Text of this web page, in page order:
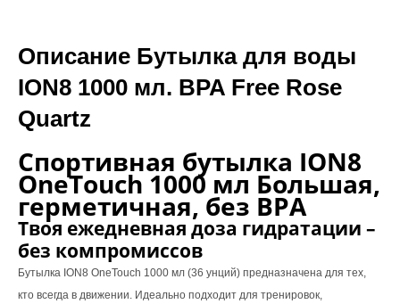
Описание Бутылка для воды
ION8 1000 мл. BPA Free Rose
Quartz
Спортивная бутылка ION8
OneTouch 1000 мл Большая,
герметичная, без BPA
Твоя ежедневная доза гидратации –
без компромиссов
Бутылка ION8 OneTouch 1000 мл (36 унций) предназначена для тех,
кто всегда в движении. Идеально подходит для тренировок,